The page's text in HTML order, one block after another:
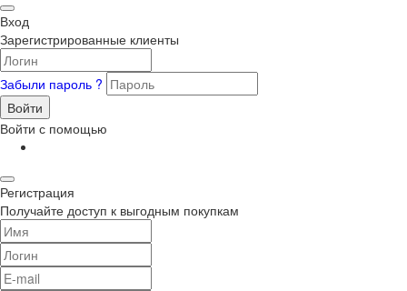
Вход
Зарегистрированные клиенты
Забыли пароль ?
Войти
Войти с помощью
Регистрация
Получайте доступ к выгодным покупкам